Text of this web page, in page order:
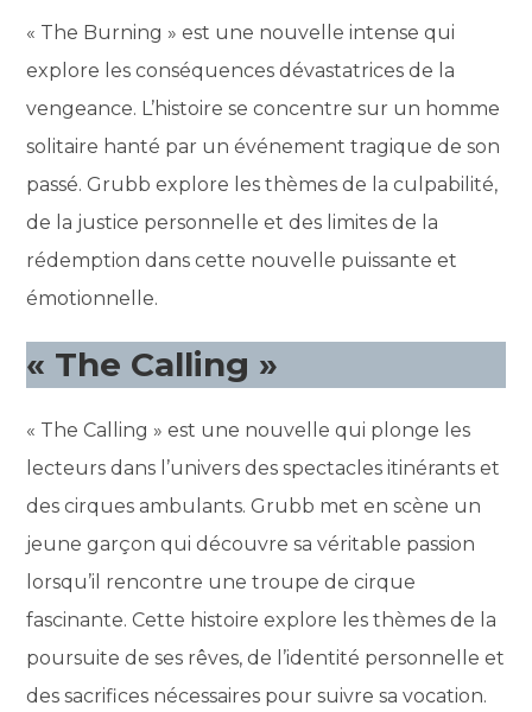
« The Burning » est une nouvelle intense qui
explore les conséquences dévastatrices de la
vengeance. L’histoire se concentre sur un homme
solitaire hanté par un événement tragique de son
passé. Grubb explore les thèmes de la culpabilité,
de la justice personnelle et des limites de la
rédemption dans cette nouvelle puissante et
émotionnelle.
« The Calling »
« The Calling » est une nouvelle qui plonge les
lecteurs dans l’univers des spectacles itinérants et
des cirques ambulants. Grubb met en scène un
jeune garçon qui découvre sa véritable passion
lorsqu’il rencontre une troupe de cirque
fascinante. Cette histoire explore les thèmes de la
poursuite de ses rêves, de l’identité personnelle et
des sacrifices nécessaires pour suivre sa vocation.